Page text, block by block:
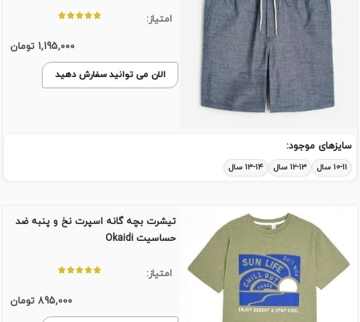
امتیاز:
1,195,000 تومان
الان می توانید سفارش دهید
سایزهای موجود:
۱۰-۱۱ سال ۱۲-۱۳ سال ۱۳-۱۴ سال
تیشرت بچه گانه اسپرت نخ و پنبه ضد
حساسیت Okaidi
امتیاز:
895,000 تومان